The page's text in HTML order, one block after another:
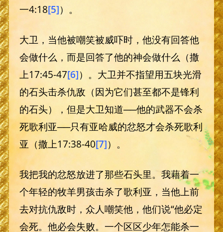
一4:18[5]）。
大卫，当他被嘲笑被威吓时，他没有回答他
会做什么，而是回答了他的神会做什么（撒
上17:45-47[6]）。大卫并不指望用五块光滑
的石头击杀仇敌（因为它们甚至都不是锋利
的石头），但是大卫知道──他的武器不会杀
死歌利亚──只有亚哈威的忿怒才会杀死歌利
亚（撒上17:38-40[7]）。
我把我的忿怒放进了那些石头里。我藉着一
个年轻的牧羊男孩击杀了歌利亚，当他上前
去对抗仇敌时，众人嘲笑他，他们说“他必定
会死。他必会失败。一个区区少年怎能杀一